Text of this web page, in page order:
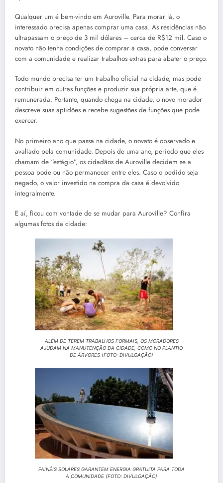
Qualquer um é bem-vindo em Auroville. Para morar lá, o
interessado precisa apenas comprar uma casa. As residências não
ultrapassam o preço de 3 mil dólares – cerca de R$12 mil. Caso o
novato não tenha condições de comprar a casa, pode conversar
com a comunidade e realizar trabalhos extras para abater o preço.
Todo mundo precisa ter um trabalho oficial na cidade, mas pode
contribuir em outras funções e produzir sua própria arte, que é
remunerada. Portanto, quando chega na cidade, o novo morador
descreve suas aptidões e recebe sugestões de funções que pode
exercer.
No primeiro ano que passa na cidade, o novato é observado e
avaliado pela comunidade. Depois de uma ano, período que eles
chamam de “estágio”, os cidadãos de Auroville decidem se a
pessoa pode ou não permanecer entre eles. Caso o pedido seja
negado, o valor investido na compra da casa é devolvido
integralmente.
E aí, ficou com vontade de se mudar para Auroville? Confira
algumas fotos da cidade:
ALÉM DE TEREM TRABALHOS FORMAIS, OS MORADORES
AJUDAM NA MANUTENÇÃO DA CIDADE, COMO NO PLANTIO
DE ÁRVORES (FOTO: DIVULGAÇÃO)
PAINÉIS SOLARES GARANTEM ENERGIA GRATUITA PARA TODA
A COMUNIDADE (FOTO: DIVULGAÇÃO)